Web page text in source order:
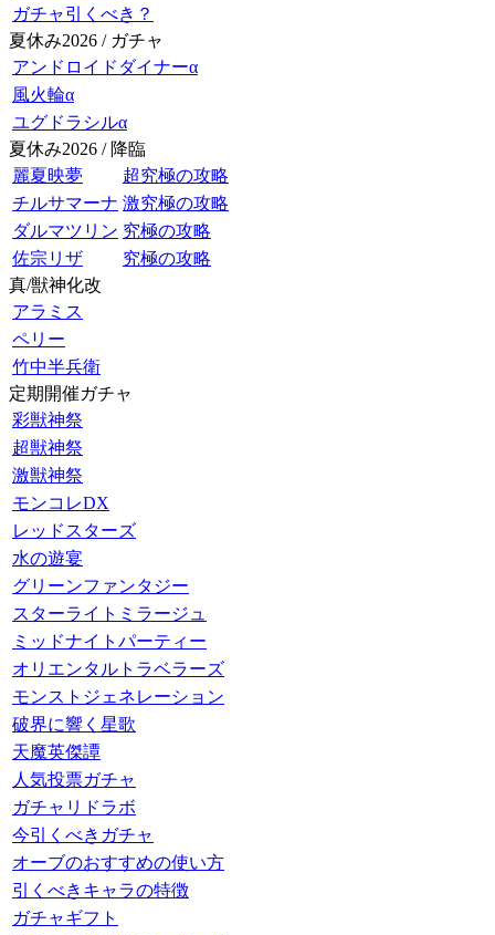
ガチャ引くべき？
夏休み2026 / ガチャ
アンドロイドダイナーα
風火輪α
ユグドラシルα
夏休み2026 / 降臨
麗夏映夢
超究極の攻略
チルサマーナ 激究極の攻略
ダルマツリン 究極の攻略
佐宗リザ
究極の攻略
真/獣神化改
アラミス
ペリー
竹中半兵衛
定期開催ガチャ
彩獣神祭
超獣神祭
激獣神祭
モンコレDX
レッドスターズ
水の遊宴
グリーンファンタジー
スターライトミラージュ
ミッドナイトパーティー
オリエンタルトラベラーズ
モンストジェネレーション
破界に響く星歌
天魔英傑譚
人気投票ガチャ
ガチャリドラボ
今引くべきガチャ
オーブのおすすめの使い方
引くべきキャラの特徴
ガチャギフト